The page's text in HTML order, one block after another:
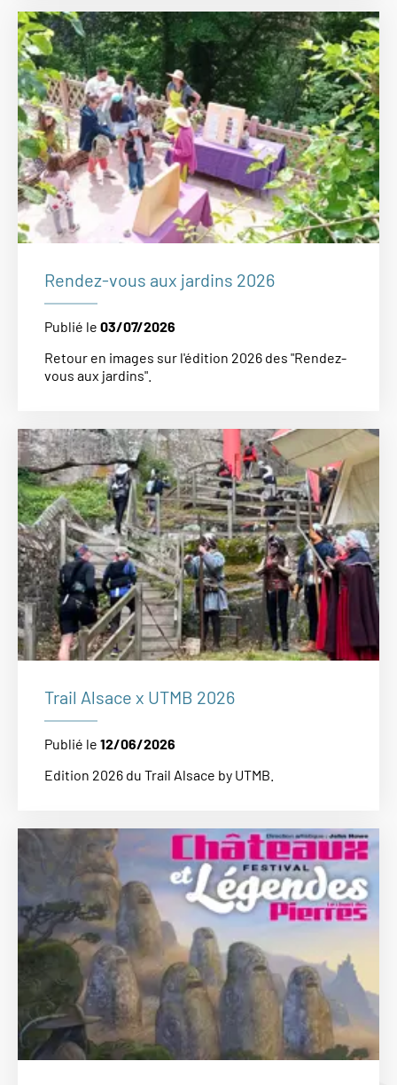
Rendez-vous aux jardins 2026
Publié le 03/07/2026
Retour en images sur l'édition 2026 des "Rendez-
vous aux jardins".
Trail Alsace x UTMB 2026
Publié le 12/06/2026
Edition 2026 du Trail Alsace by UTMB.